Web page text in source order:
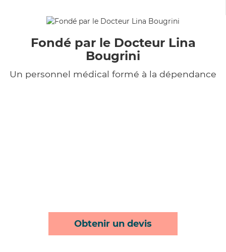
Fondé par le Docteur Lina
Bougrini
Un personnel médical formé à la dépendance
Obtenir un devis